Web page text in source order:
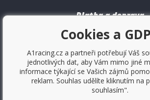
Platba a doprava
Cookies a
A1racing.cz a partneři potřebují Váš
jednotlivých dat, aby Vám mimo jiné
informace týkající se Vašich zájmů
reklam. Souhlas udělíte kliknutím na
souhlasím".